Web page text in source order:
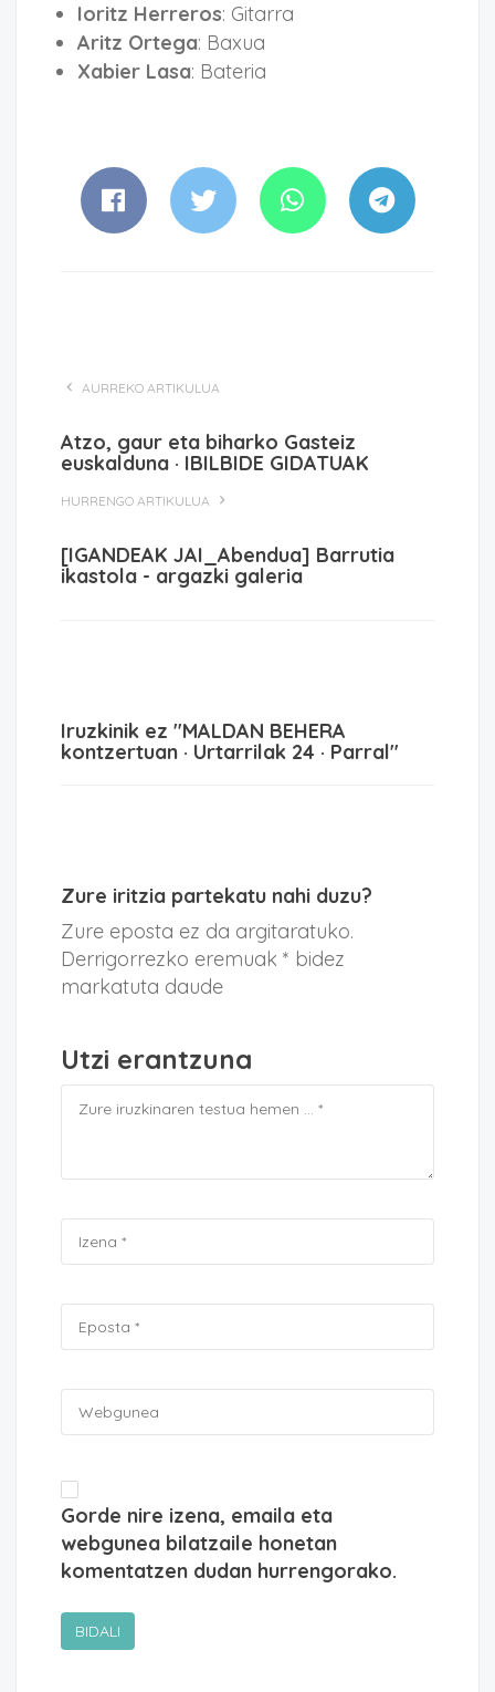
Ioritz Herreros: Gitarra
Aritz Ortega: Baxua
Xabier Lasa: Bateria
AURREKO ARTIKULUA
Atzo, gaur eta biharko Gasteiz
euskalduna · IBILBIDE GIDATUAK
HURRENGO ARTIKULUA
[IGANDEAK JAI_Abendua] Barrutia
ikastola - argazki galeria
Iruzkinik ez "MALDAN BEHERA
kontzertuan · Urtarrilak 24 · Parral"
Zure iritzia partekatu nahi duzu?
Zure eposta ez da argitaratuko.
Derrigorrezko eremuak * bidez
markatuta daude
Utzi erantzuna
Gorde nire izena, emaila eta
webgunea bilatzaile honetan
komentatzen dudan hurrengorako.